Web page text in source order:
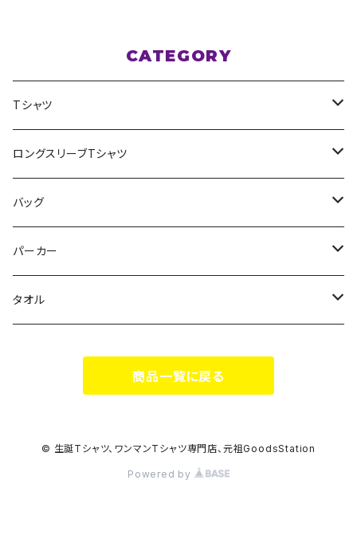
CATEGORY
Tシャツ
スポポポポニー
花いろは
Milky✳︎Sphene
シークレットシャノワール
思い出とプレゼント
ヒロイックニューシネマ
ロングスリーブTシャツ
HIGH HIGH BEAM
Milky✳︎Sphene
バッグ
サコッシュ
パーカー
スポポポポニー
タオル
Milky✳︎Sphene
商品一覧に戻る
© 生誕Tシャツ、ワンマンTシャツ専門店、元祖GoodsStation
Powered by